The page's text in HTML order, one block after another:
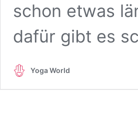
schon etwas
dafür gibt es
Yoga World